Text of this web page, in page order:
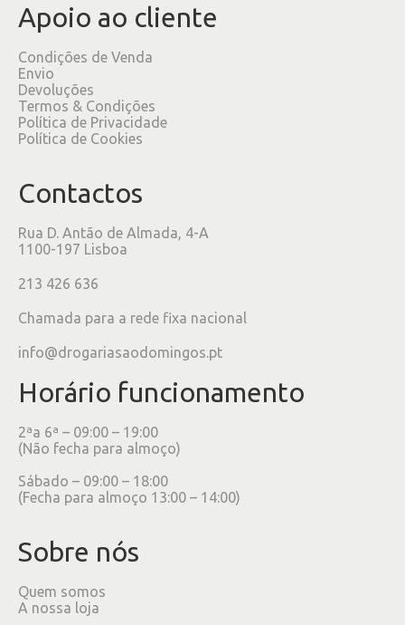
Apoio ao cliente
Condições de Venda
Envio
Devoluções
Termos & Condições
Política de Privacidade
Política de Cookies
Contactos
Rua D. Antão de Almada, 4-A
1100-197 Lisboa
213 426 636
Chamada para a rede fixa nacional
info@drogariasaodomingos.pt
Horário funcionamento
2ªa 6ª – 09:00 – 19:00
(Não fecha para almoço)
Sábado – 09:00 – 18:00
(Fecha para almoço 13:00 – 14:00)
Sobre nós
Quem somos
A nossa loja